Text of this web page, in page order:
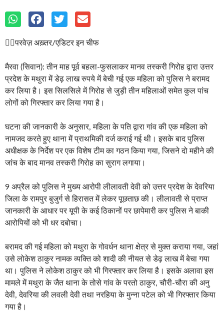
✍🏽परवेज़ अख़्तर/एडिटर इन चीफ
मैरवा (सिवान): तीन माह पूर्व बहला-फुसलाकर मानव तस्करी गिरोह द्वारा उत्तर
प्रदेश के मथुरा में डेढ़ लाख रुपये में बेची गई एक महिला को पुलिस ने बरामद
कर लिया है। इस सिलसिले में गिरोह से जुड़ी तीन महिलाओं समेत कुल पांच
लोगों को गिरफ्तार कर लिया गया है।
घटना की जानकारी के अनुसार, महिला के पति द्वारा गांव की एक महिला को
नामजद करते हुए थाना में प्राथमिकी दर्ज कराई गई थी। इसके बाद पुलिस
अधीक्षक के निर्देश पर एक विशेष टीम का गठन किया गया, जिसने दो महीने की
जांच के बाद मानव तस्करी गिरोह का सुराग लगाया।
9 अप्रैल को पुलिस ने मुख्य आरोपी लीलावती देवी को उत्तर प्रदेश के देवरिया
जिला के रामपुर बुजुर्ग से हिरासत में लेकर पूछताछ की। लीलावती से प्राप्त
जानकारी के आधार पर यूपी के कई ठिकानों पर छापेमारी कर पुलिस ने बाकी
आरोपियों को भी धर दबोचा।
बरामद की गई महिला को मथुरा के गोवर्धन थाना क्षेत्र से मुक्त कराया गया, जहां
उसे लोकेश ठाकुर नामक व्यक्ति को शादी की नीयत से डेढ़ लाख में बेचा गया
था। पुलिस ने लोकेश ठाकुर को भी गिरफ्तार कर लिया है। इसके अलावा इस
मामले में मथुरा के जैत थाना के तोसे गांव के परतो ठाकुर, चौरी-चौरा की अनु
देवी, देवरिया की लवली देवी तथा नरहिया के मुन्ना पटेल को भी गिरफ्तार किया
गया है।